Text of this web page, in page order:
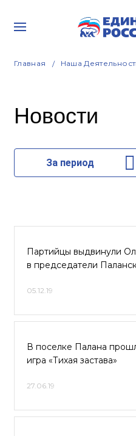
Главная Наша
Новости
За период
Партийцы выдвинули
в председатели
05.12.19
В поселке Палана
игра «Тихая застава»
27.06.19